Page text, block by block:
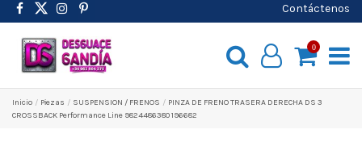
Contáctenos
0
Inicio Pіezas SUSPENSION / FRENOS
PINZA DE FRENO TRASERA DERECHA DS 3
CROSSBACK Performance Line 9824486380 196682